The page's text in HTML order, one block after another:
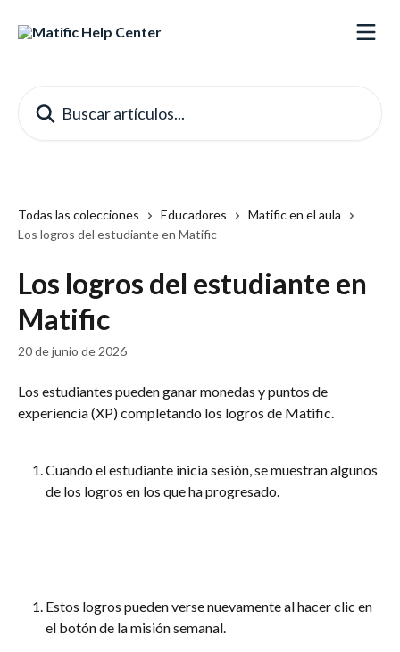
Todas las colecciones Educadores
Matific en el aula
Los logros del estudiante en Matific
Los logros del estudiante en
Matific
20 de junio de 2026
Los estudiantes pueden ganar monedas y puntos de
experiencia (XP) completando los logros de Matific.
Cuando el estudiante inicia sesión, se muestran algunos
de los logros en los que ha progresado.
Estos logros pueden verse nuevamente al hacer clic en
el botón de la misión semanal.